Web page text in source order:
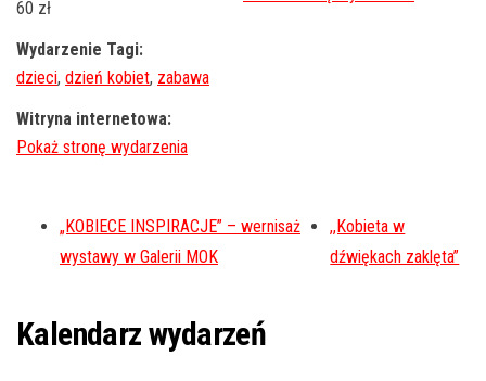
60 zł
Wydarzenie Tagi:
dzieci, dzień kobiet, zabawa
Witryna internetowa:
„KOBIECE INSPIRACJE” – wernisaż
wystawy w Galerii MOK
,,Kobieta w
dźwiękach zaklęta”
Kalendarz wydarzeń